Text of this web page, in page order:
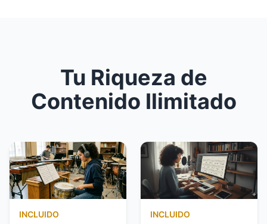
Tu Riqueza de
Contenido Ilimitado
INCLUIDO INCLUIDO